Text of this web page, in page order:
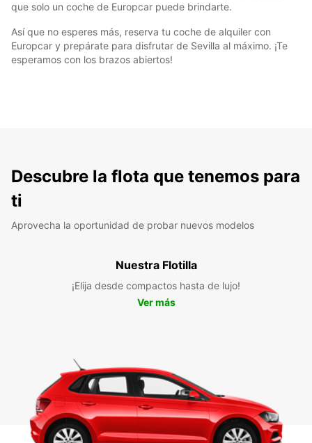
que solo un coche de Europcar puede brindarte.
Así que no esperes más, reserva tu coche de alquiler con
Europcar y prepárate para disfrutar de Sevilla al máximo. ¡Te
esperamos con los brazos abiertos!
Descubre la flota que tenemos para
ti
Aprovecha la oportunidad de probar nuevos modelos
Nuestra Flotilla
¡Elija desde compactos hasta de lujo!
Ver más